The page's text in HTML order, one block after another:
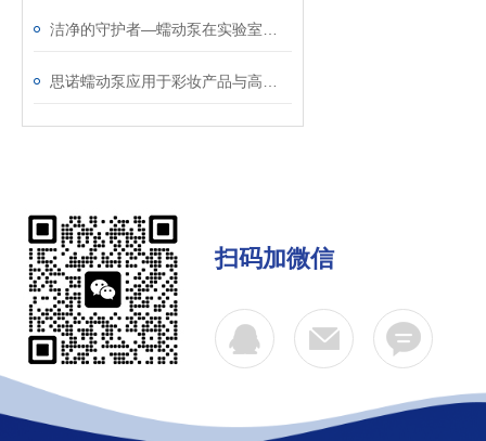
扫码加微信